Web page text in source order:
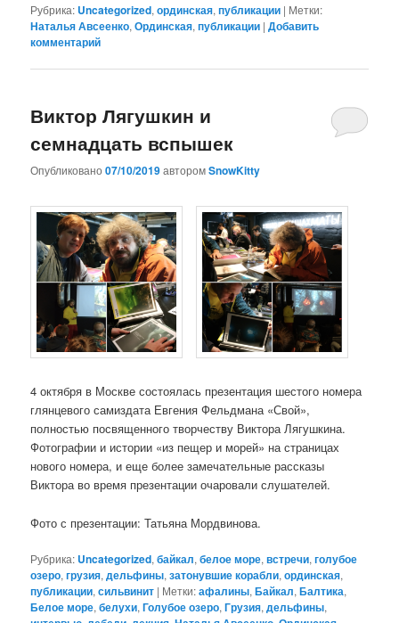
Рубрика: Uncategorized,ординская,публикации | Метки:
Наталья Авсеенко,Ординская,публикации |Добавить
комментарий
Виктор Лягушкин и
семнадцать вспышек
Опубликовано07/10/2019авторомSnowKitty
4 октября в Москве состоялась презентация шестого номера
глянцевого самиздата Евгения Фельдмана «Свой»,
полностью посвященного творчеству Виктора Лягушкина.
Фотографии и истории «из пещер и морей» на страницах
нового номера, и еще более замечательные рассказы
Виктора во время презентации очаровали слушателей.
Фото с презентации: Татьяна Мордвинова.
Рубрика: Uncategorized,байкал,белое море,встречи,голубое
озеро,грузия,дельфины,затонувшие корабли,ординская,
публикации,сильвинит | Метки:афалины,Байкал,Балтика,
Белое море,белухи,Голубое озеро,Грузия,дельфины,